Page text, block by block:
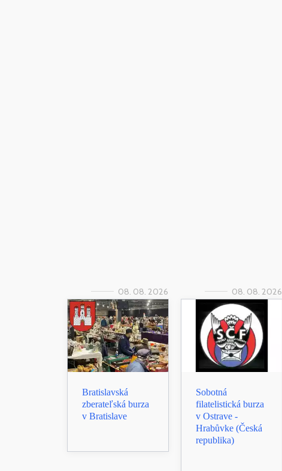
08. 08. 2026
Bratislavská
zberateľská burza
v Bratislave
08. 08. 2026
Sobotná
filatelistická burza
v Ostrave -
Hrabůvke (Česká
republika)